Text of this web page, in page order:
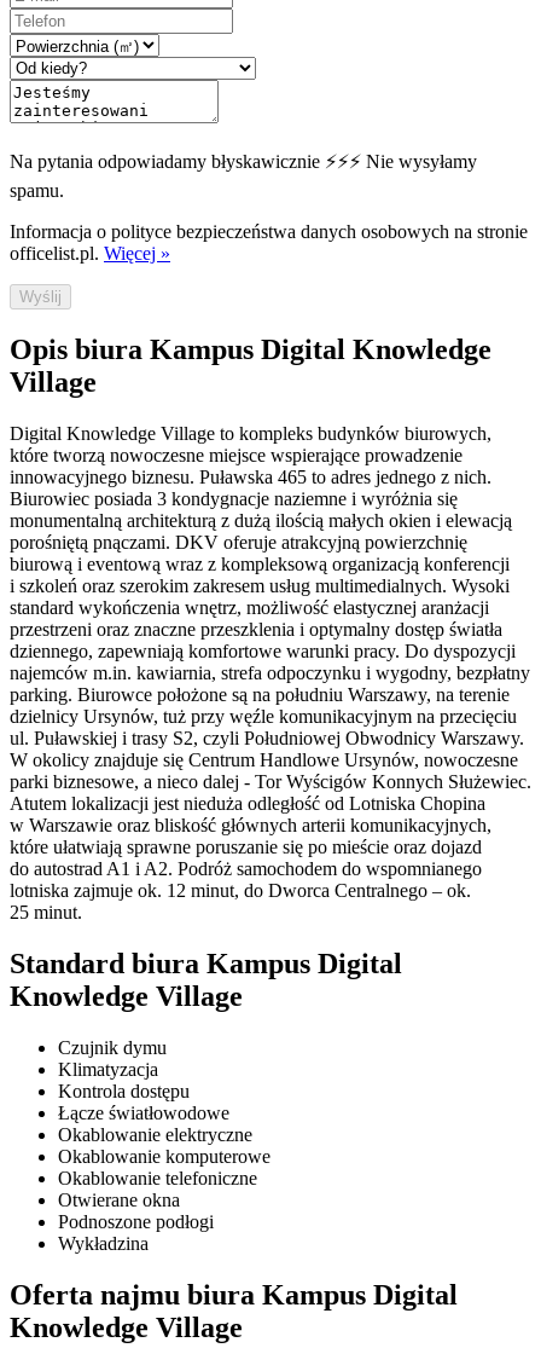
Na pytania odpowiadamy błyskawicznie ⚡⚡⚡ Nie wysyłamy
spamu.
Informacja o polityce bezpieczeństwa danych osobowych na stronie
officelist.pl. Więcej »
Wyślij
Opis biura Kampus Digital Knowledge
Village
Digital Knowledge Village to kompleks budynków biurowych,
które tworzą nowoczesne miejsce wspierające prowadzenie
innowacyjnego biznesu. Puławska 465 to adres jednego z nich.
Biurowiec posiada 3 kondygnacje naziemne i wyróżnia się
monumentalną architekturą z dużą ilością małych okien i elewacją
porośniętą pnączami. DKV oferuje atrakcyjną powierzchnię
biurową i eventową wraz z kompleksową organizacją konferencji
i szkoleń oraz szerokim zakresem usług multimedialnych. Wysoki
standard wykończenia wnętrz, możliwość elastycznej aranżacji
przestrzeni oraz znaczne przeszklenia i optymalny dostęp światła
dziennego, zapewniają komfortowe warunki pracy. Do dyspozycji
najemców m.in. kawiarnia, strefa odpoczynku i wygodny, bezpłatny
parking. Biurowce położone są na południu Warszawy, na terenie
dzielnicy Ursynów, tuż przy węźle komunikacyjnym na przecięciu
ul. Puławskiej i trasy S2, czyli Południowej Obwodnicy Warszawy.
W okolicy znajduje się Centrum Handlowe Ursynów, nowoczesne
parki biznesowe, a nieco dalej - Tor Wyścigów Konnych Służewiec.
Atutem lokalizacji jest nieduża odległość od Lotniska Chopina
w Warszawie oraz bliskość głównych arterii komunikacyjnych,
które ułatwiają sprawne poruszanie się po mieście oraz dojazd
do autostrad A1 i A2. Podróż samochodem do wspomnianego
lotniska zajmuje ok. 12 minut, do Dworca Centralnego – ok.
25 minut.
Standard biura Kampus Digital
Knowledge Village
Czujnik dymu
Klimatyzacja
Kontrola dostępu
Łącze światłowodowe
Okablowanie elektryczne
Okablowanie komputerowe
Okablowanie telefoniczne
Otwierane okna
Podnoszone podłogi
Wykładzina
Oferta najmu biura Kampus Digital
Knowledge Village